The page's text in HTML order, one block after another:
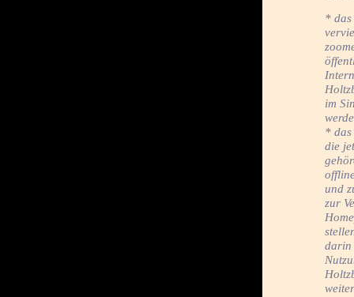
* das
im
* das
die
und
zur
darin